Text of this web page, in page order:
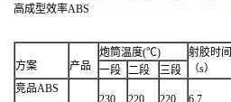
高成型效率ABS
方案 产品
炮筒温度(℃)
射胶时间
（s）
一段 二段
三段
竞品ABS
230 220 220 6.7